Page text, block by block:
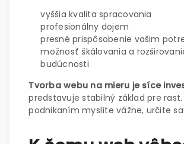
vyššia kvalita spracovania
profesionálny dojem
presné prispôsobenie vašim
možnosť škálovania a
budúcnosti
Tvorba webu na mieru je síce
predstavuje stabilný základ pre rast.
podnikaním myslíte vážne, určite